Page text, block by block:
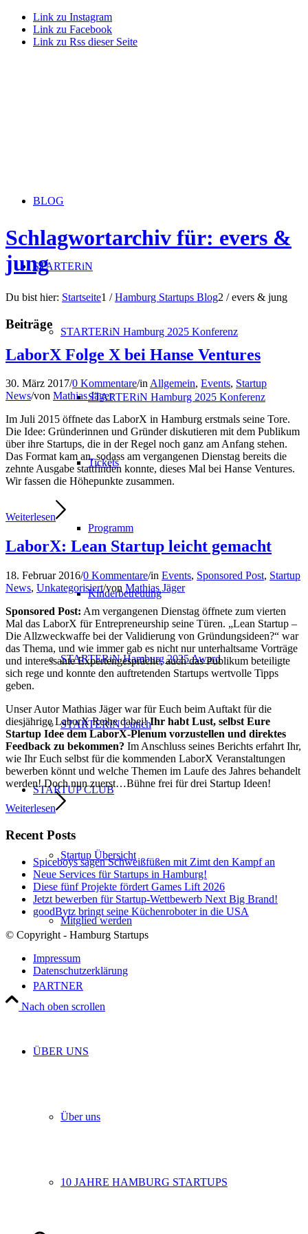
Link zu Instagram
Link zu Facebook
Link zu Rss dieser Seite
BLOG
STARTERiN
STARTERiN Hamburg 2025 Konferenz
STARTERiN Hamburg 2025 Konferenz
Tickets
Programm
Kinderbetreuung
STARTERiN Hamburg 2025 Award
STARTERiN Lunch
STARTUP CLUB
Startup Übersicht
Mitglied werden
PARTNER
ÜBER UNS
Über uns
10 JAHRE HAMBURG STARTUPS
Schlagwortarchiv für: evers &
jung
Du bist hier: Startseite1 / Hamburg Startups Blog2 / evers & jung
Beiträge
LaborX Folge X bei Hanse Ventures
30. März 2017/0 Kommentare/inAllgemein, Events, Startup
News/von Mathias Jäger
Im Juli 2015 öffnete das LaborX in Hamburg erstmals seine Tore.
Die Idee: Gründerinnen und Gründer diskutieren mit dem Publikum
über ihre Startups, die in der Regel noch ganz am Anfang stehen.
Das Format kam an, sodass am vergangenen Dienstag bereits die
zehnte Ausgabe stattfinden konnte, dieses Mal bei Hanse Ventures.
Wir fassen die Höhepunkte zusammen.
Weiterlesen
LaborX: Lean Startup leicht gemacht
18. Februar 2016/0 Kommentare/in Events, Sponsored Post, Startup
News, Unkategorisiert/von Mathias Jäger
Sponsored Post: Am vergangenen Dienstag öffnete zum vierten
Mal das LaborX für Entrepreneurship seine Türen. „Lean Startup –
Die Allzweckwaffe bei der Validierung von Gründungsideen?“ war
das Thema, und wie immer gab es nicht nur unterhaltsame Vorträge
und interessante Expertengespräche, auch das Publikum beteiligte
sich rege und konnte den auftretenden Startups wertvolle Tipps
geben.
Unser Autor Mathias Jäger war für Euch beim Auftakt für die
diesjährige LaborX Reihe dabei!Ihr habt Lust, selbst Eure
Startup Idee dem LaborX-Plenum vorzustellen und direktes
Feedback zu bekommen? Im Anschluss seines Berichts erfahrt Ihr,
wie Ihr Euch selbst für die kommenden LaborX Veranstaltungen
bewerben könnt und welche Themen im Laufe des Jahres behandelt
werden! Doch nun zuerst…Bühne frei für drei Startup Ideen!
Weiterlesen
Recent Posts
Spiceboys sagen Schweißfüßen mit Zimt den Kampf an
Neue Services für Startups in Hamburg!
Diese fünf Projekte fördert Games Lift 2026
Jetzt bewerben für Startup-Wettbewerb Next Big Brand!
goodBytz bringt seine Küchenroboter in die USA
© Copyright - Hamburg Startups
Impressum
Datenschutzerklärung
Nach oben scrollen